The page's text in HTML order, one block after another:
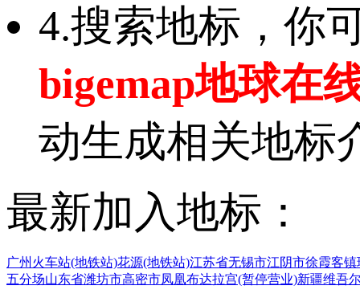
4.搜索地标，你
bigemap地球在
动生成相关地标
最新加入地标：
广州火车站(地铁站)花源(地铁站)江苏省无锡市江阴市徐霞客镇
五分场山东省潍坊市高密市凤凰布达拉宫(暂停营业)新疆维吾